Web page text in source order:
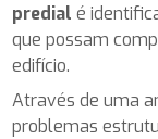
predial é
que possam
edifício.
Através de uma
problemas